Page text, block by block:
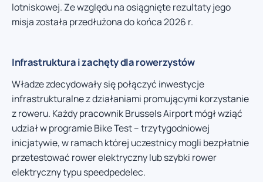
lotniskowej. Ze względu na osiągnięte rezultaty jego
misja została przedłużona do końca 2026 r.
Infrastruktura i zachęty dla rowerzystów
Władze zdecydowały się połączyć inwestycje
infrastrukturalne z działaniami promującymi korzystanie
z roweru. Każdy pracownik Brussels Airport mógł wziąć
udział w programie Bike Test – trzytygodniowej
inicjatywie, w ramach której uczestnicy mogli bezpłatnie
przetestować rower elektryczny lub szybki rower
elektryczny typu speedpedelec.